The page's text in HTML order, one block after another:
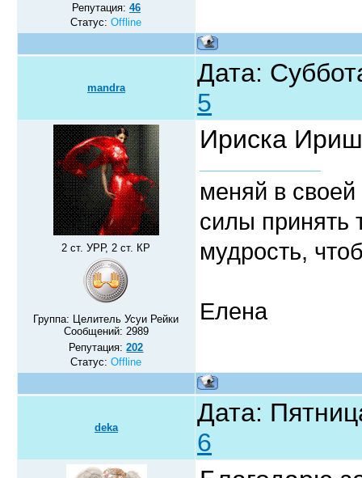
Репутация: 46
Статус:Offline
mandra
Дата:
5
2 ст. УРР, 2 ст. КР
Группа: Целитель Усуи Рейки
Сообщений: 2989
Репутация:202
Статус:Offline
Ириска
меняй в
силы принять
мудрость,
Елена
deka
Дата:
6